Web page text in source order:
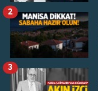
2
3